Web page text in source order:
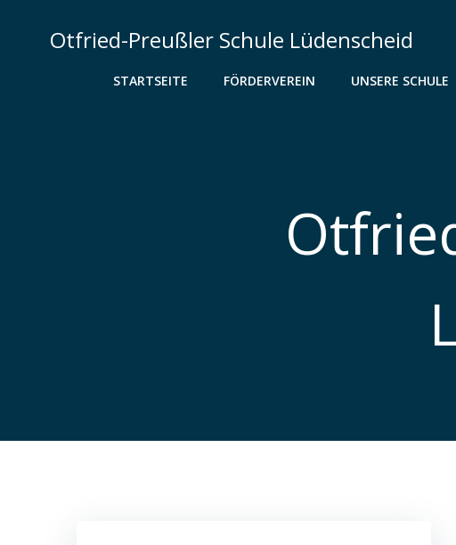
springenOtfried-Preußler Schule Lüdenscheid
STARTSEITE FÖRDERVEREIN UNSERE SCHULE